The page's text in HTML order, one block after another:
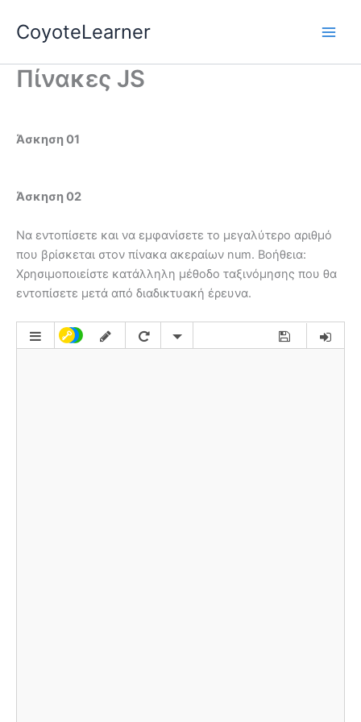
CoyoteLearner
Πίνακες JS
Άσκηση 01
Άσκηση 02
Να εντοπίσετε και να εμφανίσετε το μεγαλύτερο αριθμό
που βρίσκεται στον πίνακα ακεραίων num. Βοήθεια:
Χρησιμοποιείστε κατάλληλη μέθοδο ταξινόμησης που θα
εντοπίσετε μετά από διαδικτυακή έρευνα.